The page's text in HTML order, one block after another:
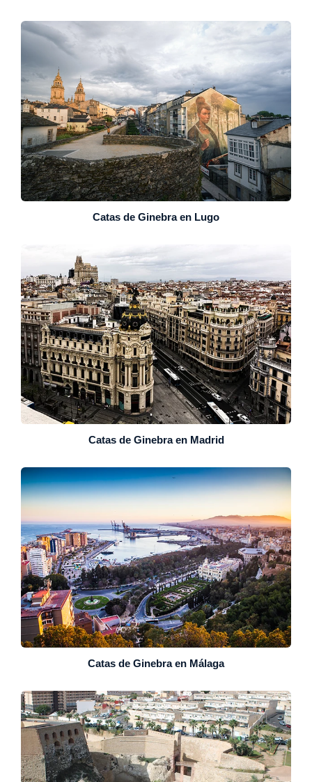
Catas de Ginebra en Lugo
Catas de Ginebra en Madrid
Catas de Ginebra en Málaga